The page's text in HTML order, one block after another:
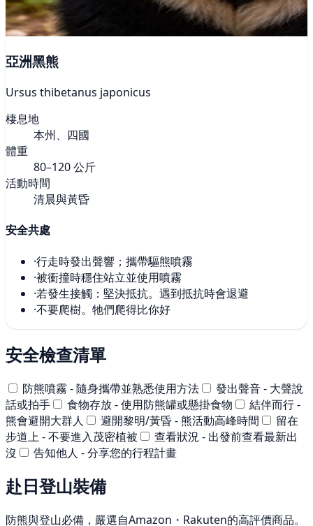
亞洲黑熊
Ursus thibetanus japonicus
棲息地
本州、四國
體重
80–120 公斤
活動時間
清晨與黃昏
安全共處
·行走時發出聲響；攜帶驅熊噴霧
·被衝撞時穩住站立並使用噴霧
·若發生接觸：堅決抵抗。遇到抵抗時會退避
·不要爬樹。牠們爬得比你好
安全檢查清單
防熊噴霧 - 隨身攜帶並熟悉使用方法
發出聲音 - 大聲說
話或拍手
食物存放 - 使用防熊罐或懸掛食物
結伴而行 -
熊會避開大群人
避開黎明/黃昏 - 熊活動高峰時間
留在
步道上 - 不要進入茂密植被
查看狀況 - 出發前查看最新出
沒
告知他人 - 分享您的行程計畫
赴日登山裝備
防熊與登山必備，嚴選自Amazon・Rakuten的高評價商品。